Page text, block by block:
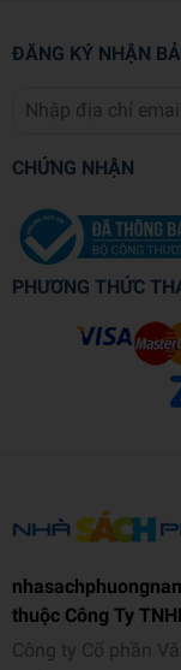
ĐĂNG KÝ NHẬN
CHỨNG NHẬN
PHƯƠNG THỨC
thuộc Công Ty
Công ty Cổ phần